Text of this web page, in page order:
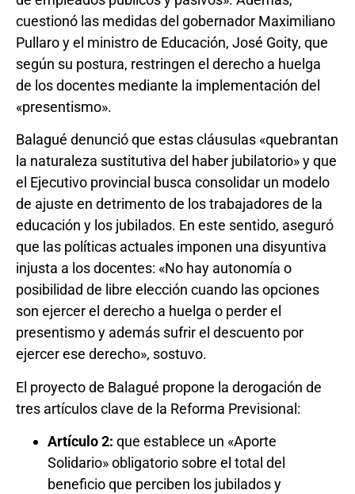
cuestionó las medidas del gobernador Maximiliano
Pullaro y el ministro de Educación, José Goity, que
según su postura, restringen el derecho a huelga
de los docentes mediante la implementación del
«presentismo».
Balagué denunció que estas cláusulas «quebrantan
la naturaleza sustitutiva del haber jubilatorio» y que
el Ejecutivo provincial busca consolidar un modelo
de ajuste en detrimento de los trabajadores de la
educación y los jubilados. En este sentido, aseguró
que las políticas actuales imponen una disyuntiva
injusta a los docentes: «No hay autonomía o
posibilidad de libre elección cuando las opciones
son ejercer el derecho a huelga o perder el
presentismo y además sufrir el descuento por
ejercer ese derecho», sostuvo.
El proyecto de Balagué propone la derogación de
tres artículos clave de la Reforma Previsional:
Artículo 2: que establece un «Aporte
Solidario» obligatorio sobre el total del
beneficio que perciben los jubilados y